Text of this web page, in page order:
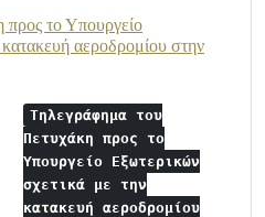
το Υπουργείο
αεροδρομίου στην
Τηλεγράφημα του
Πετυχάκη προς το
Υπουργείο Εξωτερικών
σχετικά με την
κατακευή αεροδρομίου